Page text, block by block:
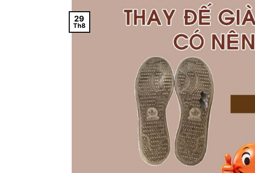
29
Th8